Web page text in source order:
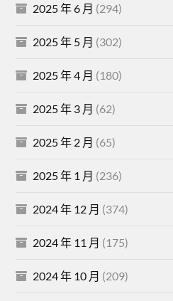
2025 年 6 月 (294)
2025 年 5 月 (302)
2025 年 4 月 (180)
2025 年 3 月 (62)
2025 年 2 月 (65)
2025 年 1 月 (236)
2024 年 12 月 (374)
2024 年 11 月 (175)
2024 年 10 月 (209)